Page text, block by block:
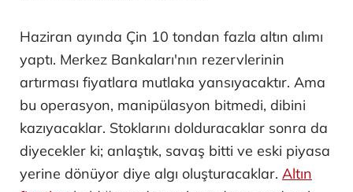
Haziran ayında Çin 10 tondan fazla altın alımı
yaptı. Merkez Bankaları'nın rezervlerinin
artırması fiyatlara mutlaka yansıyacaktır. Ama
bu operasyon, manipülasyon bitmedi, dibini
kazıyacaklar. Stoklarını dolduracaklar sonra da
diyecekler ki; anlaştık, savaş bitti ve eski piyasa
yerine dönüyor diye algı oluşturacaklar. Altın